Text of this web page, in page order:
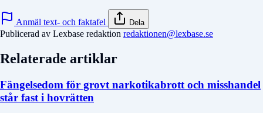
Anmäl text- och faktafel Dela
Publicerad av Lexbase redaktion redaktionen@lexbase.se
Relaterade artiklar
Fängelsedom för grovt narkotikabrott och misshandel
står fast i hovrätten